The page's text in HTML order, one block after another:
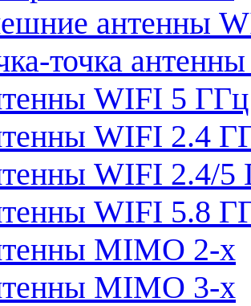
антенны
точка
WIFI 5 ГГц
WIFI 2.4
WIFI 2.4/5
WIFI 5.8
MIMO 2-x
MIMO 3-x